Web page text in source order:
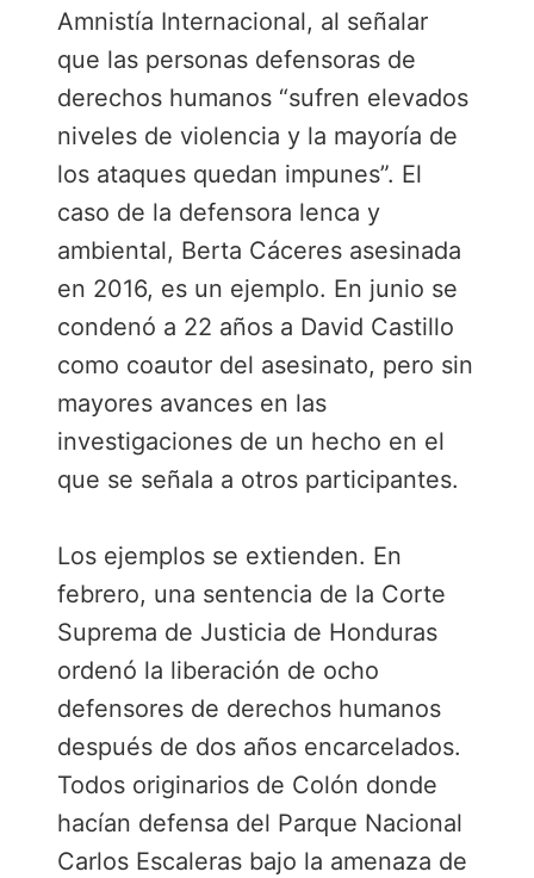
Amnistía Internacional, al señalar
que las personas defensoras de
derechos humanos “sufren elevados
niveles de violencia y la mayoría de
los ataques quedan impunes”. El
caso de la defensora lenca y
ambiental, Berta Cáceres asesinada
en 2016, es un ejemplo. En junio se
condenó a 22 años a David Castillo
como coautor del asesinato, pero sin
mayores avances en las
investigaciones de un hecho en el
que se señala a otros participantes.
Los ejemplos se extienden. En
febrero, una sentencia de la Corte
Suprema de Justicia de Honduras
ordenó la liberación de ocho
defensores de derechos humanos
después de dos años encarcelados.
Todos originarios de Colón donde
hacían defensa del Parque Nacional
Carlos Escaleras bajo la amenaza de